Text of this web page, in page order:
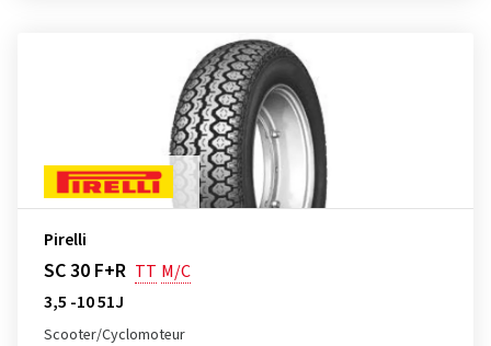
Pirelli
SC 30 F+R TT M/C
3,5 -10 51J
Scooter/Cyclomoteur